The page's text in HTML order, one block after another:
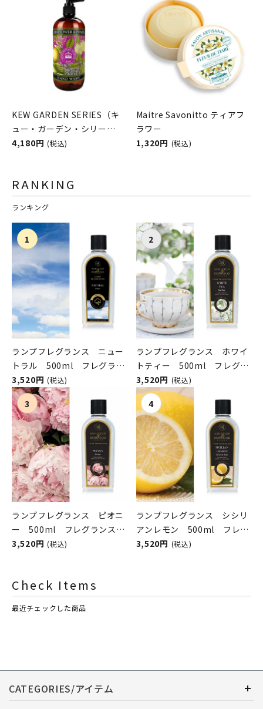
Rudy（ルディ）
ンジブロッサム）
Rudy（ルディ）
KEW GARDEN SERIES（キ
ュー・ガーデン・シリー
ズ） ラグジュアリーハンド
ー&ポメロ） THE
（ザ イングリッシュソープカ
ンパニー）
4,180円 (税込)
Maitre Savonitto ティアフ
ラワー
1,320円 (税込)
RANKING
ランキング
ランプフレグランス ニュー
トラル 500ml フレグラン
スランプ用オイル
ASHLEIGH&BURWOOD（ア
シュレイアンドバーウッド）
3,520円 (税込)
ランプフレグランス ホワイ
トティー 500ml フレグラ
ンスランプ用オイル
ASHLEIGH&BURWOOD（ア
シュレイアンドバーウッド）
3,520円 (税込)
ランプフレグランス ピオニ
ー 500ml フレグランスラ
ンプ用オイル
3,520円 (税込)
ランプフレグランス シシリ
アンレモン 500ml フレグ
ランスランプ用オイル
3,520円 (税込)
Check Items
最近チェックした商品
CATEGORIES/アイテム